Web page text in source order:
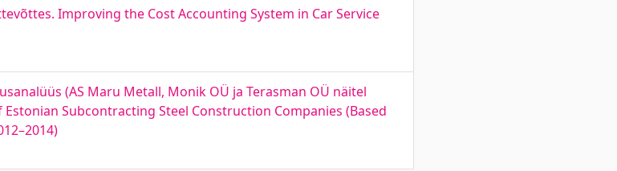
Improving the Cost Accounting System in Car Service
(AS Maru Metall, Monik OÜ ja Terasman OÜ näitel
Subcontracting Steel Construction Companies (Based